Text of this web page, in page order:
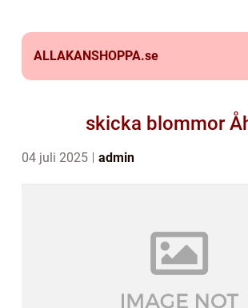
ALLAKANSHOPPA.se
skicka blommor
04 juli 2025 admin